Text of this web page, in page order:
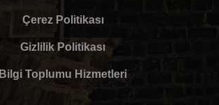
Çerez Politikası
Gizlilik Politikası
Bilgi Toplumu Hizmetleri